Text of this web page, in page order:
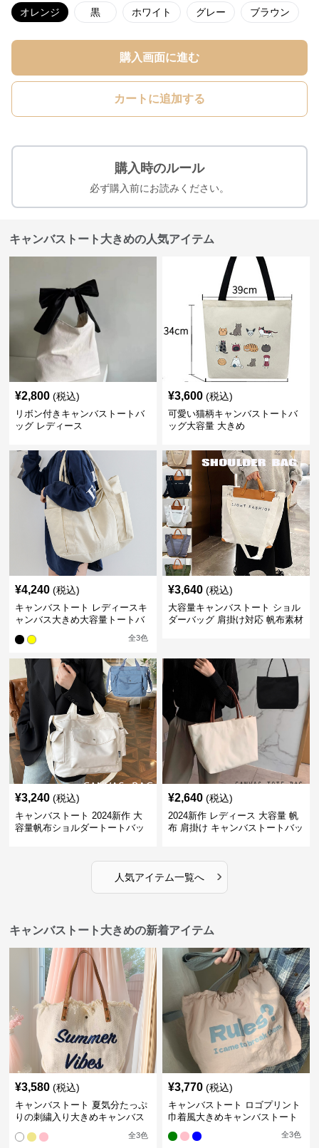
オレンジ 黒 ホワイト グレー ブラウン
購入画面に進む
カートに追加する
購入時のルール
必ず購入前にお読みください。
キャンバストート大きめの人気アイテム
¥2,800 (税込)
リボン付きキャンバストートバ
ッグ レディース
¥3,600 (税込)
可愛い猫柄キャンバストートバ
ッグ大容量 大きめ
¥4,240 (税込)
キャンバストート レディースキ
ャンバス大きめ大容量トートバ
全3色
¥3,640 (税込)
大容量キャンバストート ショル
ダーバッグ 肩掛け対応 帆布素材
¥3,240 (税込)
キャンバストート 2024新作 大
容量帆布ショルダートートバッ
¥2,640 (税込)
2024新作 レディース 大容量 帆
布 肩掛け キャンバストートバッ
人気アイテム一覧へ ›
キャンバストート大きめの新着アイテム
¥3,580 (税込)
キャンバストート 夏気分たっぷ
りの刺繍入り大きめキャンバス
全3色
¥3,770 (税込)
キャンバストート ロゴプリント
巾着風大きめキャンバストート
全3色